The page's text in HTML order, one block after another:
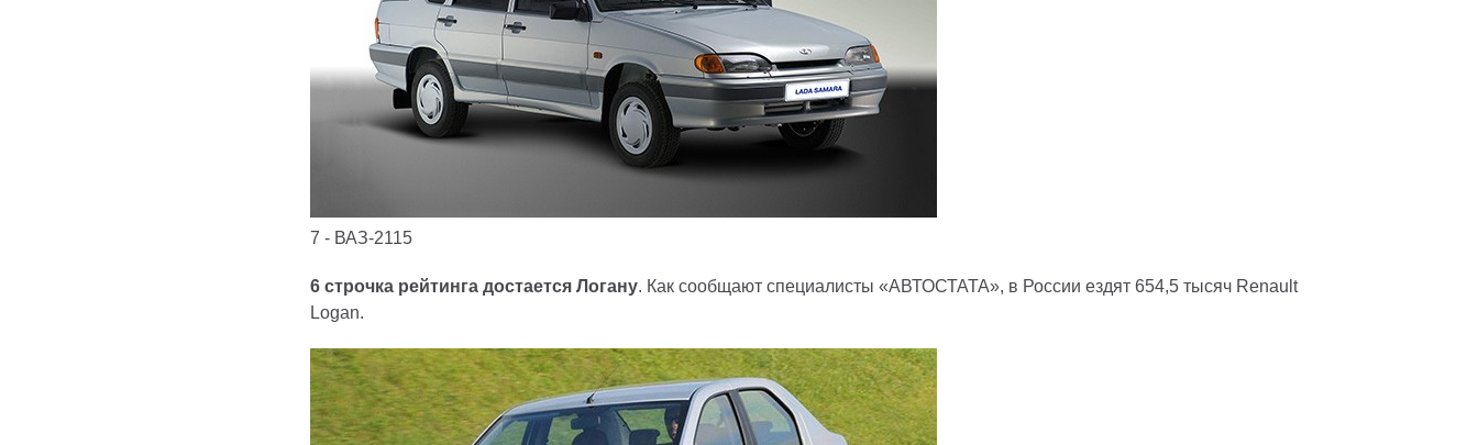
7 - ВАЗ-2115
6 строчка рейтинга достается Логану. Как сообщают специалисты «АВТОСТАТА», в России ездят 654,5 тысяч Renault
Logan.